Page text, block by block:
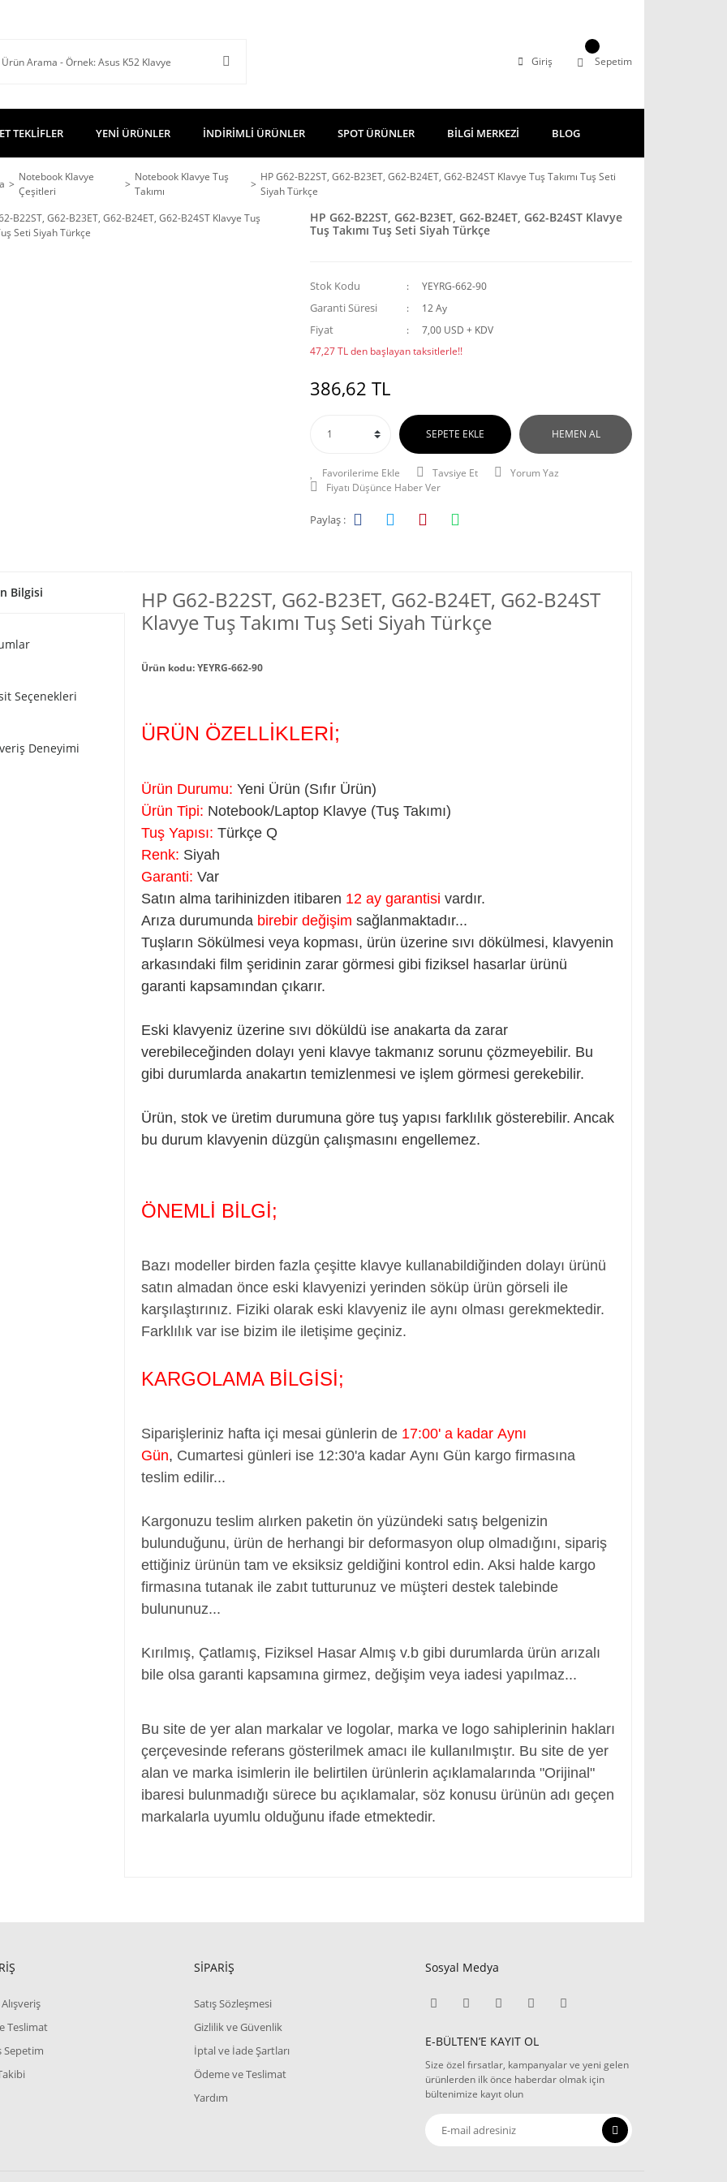
Giriş Sepetim
TEKLİFLER YENİ ÜRÜNLER İNDİRİMLİ ÜRÜNLER SPOT ÜRÜNLER BİLGİ MERKEZİ BLOG
Notebook Klavye
Çeşitleri
Notebook Klavye Tuş
Takımı
HP G62-B22ST, G62-B23ET, G62-B24ET, G62-B24ST Klavye Tuş Takımı Tuş Seti
Siyah Türkçe
HP G62-B22ST, G62-B23ET, G62-B24ET, G62-B24ST Klavye
Tuş Takımı Tuş Seti Siyah Türkçe
Stok Kodu YEYRG-662-90
Garanti Süresi 12 Ay
Fiyat
7,00 USD + KDV
47,27 TL den başlayan taksitlerle!!
386,62 TL
SEPETE EKLE HEMEN AL
Tavsiye Et
Yorum Yaz
Fiyatı Düşünce Haber Ver
Paylaş :
Bilgisi
Seçenekleri
Deneyimi
HP G62-B22ST, G62-B23ET, G62-B24ET, G62-B24ST
Klavye Tuş Takımı Tuş Seti Siyah Türkçe
Ürün kodu: YEYRG-662-90
ÜRÜN ÖZELLİKLERİ;
Ürün Durumu: Yeni Ürün (Sıfır Ürün)
Ürün Tipi: Notebook/Laptop Klavye (Tuş Takımı)
Tuş Yapısı: Türkçe Q
Renk: Siyah
Garanti: Var
Satın alma tarihinizden itibaren 12 ay garantisi vardır.
Arıza durumunda birebir değişim sağlanmaktadır...
Tuşların Sökülmesi veya kopması, ürün üzerine sıvı dökülmesi, klavyenin
arkasındaki film şeridinin zarar görmesi gibi fiziksel hasarlar ürünü
garanti kapsamından çıkarır.
Eski klavyeniz üzerine sıvı döküldü ise anakarta da zarar
verebileceğinden dolayı yeni klavye takmanız sorunu çözmeyebilir. Bu
gibi durumlarda anakartın temizlenmesi ve işlem görmesi gerekebilir.
Ürün, stok ve üretim durumuna göre tuş yapısı farklılık gösterebilir. Ancak
bu durum klavyenin düzgün çalışmasını engellemez.
ÖNEMLİ BİLGİ;
Bazı modeller birden fazla çeşitte klavye kullanabildiğinden dolayı ürünü
satın almadan önce eski klavyenizi yerinden söküp ürün görseli ile
karşılaştırınız. Fiziki olarak eski klavyeniz ile aynı olması gerekmektedir.
Farklılık var ise bizim ile iletişime geçiniz.
KARGOLAMA BİLGİSİ;
Siparişleriniz hafta içi mesai günlerin de 17:00' a kadar Aynı
Gün, Cumartesi günleri ise 12:30'a kadar Aynı Gün kargo firmasına
teslim edilir...
Kargonuzu teslim alırken paketin ön yüzündeki satış belgenizin
bulunduğunu, ürün de herhangi bir deformasyon olup olmadığını, sipariş
ettiğiniz ürünün tam ve eksiksiz geldiğini kontrol edin. Aksi halde kargo
firmasına tutanak ile zabıt tutturunuz ve müşteri destek talebinde
bulununuz...
Kırılmış, Çatlamış, Fiziksel Hasar Almış v.b gibi durumlarda ürün arızalı
bile olsa garanti kapsamına girmez, değişim veya iadesi yapılmaz...
Bu site de yer alan markalar ve logolar, marka ve logo sahiplerinin hakları
çerçevesinde referans gösterilmek amacı ile kullanılmıştır. Bu site de yer
alan ve marka isimlerin ile belirtilen ürünlerin açıklamalarında "Orijinal"
ibaresi bulunmadığı sürece bu açıklamalar, söz konusu ürünün adı geçen
markalarla uyumlu olduğunu ifade etmektedir.
Teslimat
Sepetim
SİPARİŞ
Satış Sözleşmesi
Gizlilik ve Güvenlik
İptal ve İade Şartları
Ödeme ve Teslimat
Yardım
Sosyal Medya
E-BÜLTEN’E KAYIT OL
Size özel fırsatlar, kampanyalar ve yeni gelen
ürünlerden ilk önce haberdar olmak için
bültenimize kayıt olun